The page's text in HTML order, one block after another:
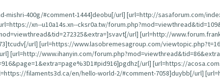
400g/#comment-1444]deobu[/url] [url=http://sasaforum.com/
xn--u10a14s.xn--cksr0a.tw/
url] [url=http://
url] [url=https://www.lasobremesagroup.com/
[url=http://www.ihanyin.com/
url] [url=https://
filaments3d.ca/en/hello-world-2/#comment-7058]duybb[/url]